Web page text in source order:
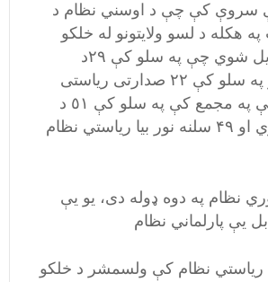
سروې کې چې د اوسني نظام د
د لسو ولايتونو له خلکو
پوښتنې شوي؛ ويل شوي چې په سلو کې ٢٩د
پارلمانی نظام او په سلو کې ٢٢ صدارتی رياستی
نظام پلوي دی چې په مجمع کې په سلو کې ٥١ د
نظام بدلون غواړي او ۴٩ سلنه نور بیا رياستي نظام
نظام په دوه ډوله دی، يو يې
يې پارلماني نظام
رياستي نظام کې ولسمشر د خلکو